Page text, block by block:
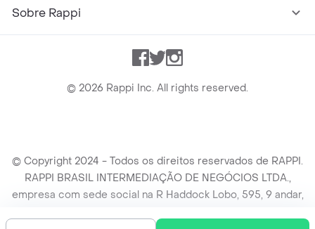
Sobre Rappi
Facebook
TwitterInstagram
© 2026 Rappi Inc. All rights reserved.
© Copyright 2024 - Todos os direitos reservados de RAPPI.
RAPPI BRASIL INTERMEDIAÇÃO DE NEGÓCIOS LTDA.,
empresa com sede social na R Haddock Lobo, 595, 9 andar,